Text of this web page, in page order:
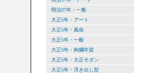
明治37年・一般
大正5年・アート
大正5年・風俗
大正5年・一般
大正5年・絢爛年賀
大正5年・大正モダン
大正5年・浮き出し型